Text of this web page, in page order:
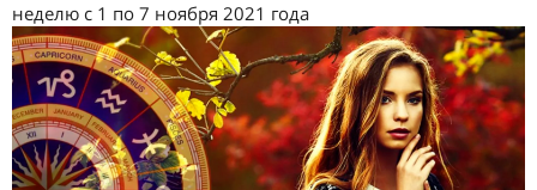
неделю с 1 по 7 ноября 2021 года